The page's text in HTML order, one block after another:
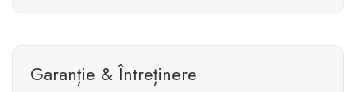
Garanție & Întreținere